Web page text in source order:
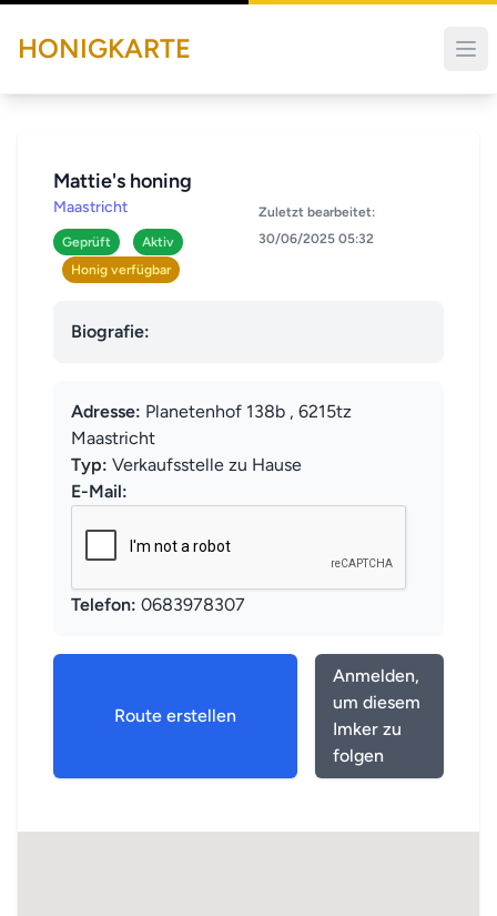
HONIGKARTE
Mattie's honing
Maastricht
Geprüft
Aktiv
Honig verfügbar
Zuletzt bearbeitet:
30/06/2025 05:32
Biografie:
Adresse: Planetenhof 138b , 6215tz
Maastricht
Typ: Verkaufsstelle zu Hause
E-Mail:
Telefon: 0683978307
Route erstellen
Anmelden,
um diesem
Imker zu
folgen